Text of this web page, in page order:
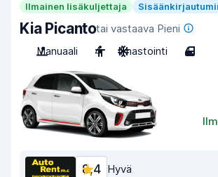
Ilmainen lisäkuljettaja
Kia Picantotai vastaava Pieni
Manuaali
4 Ilmastointi 4
8,4 Hyvä